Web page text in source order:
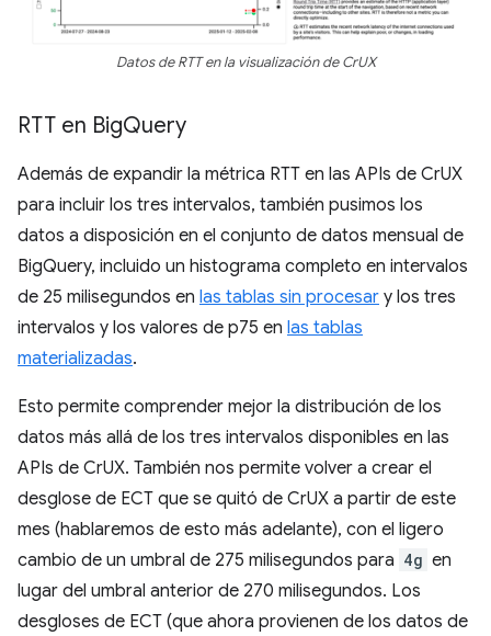
Datos de RTT en la visualización de CrUX
RTT en BigQuery
Además de expandir la métrica RTT en las APIs de CrUX
para incluir los tres intervalos, también pusimos los
datos a disposición en el conjunto de datos mensual de
BigQuery, incluido un histograma completo en intervalos
de 25 milisegundos en las tablas sin procesar y los tres
intervalos y los valores de p75 en las tablas
materializadas.
Esto permite comprender mejor la distribución de los
datos más allá de los tres intervalos disponibles en las
APIs de CrUX. También nos permite volver a crear el
desglose de ECT que se quitó de CrUX a partir de este
mes (hablaremos de esto más adelante), con el ligero
cambio de un umbral de 275 milisegundos para 4g en
lugar del umbral anterior de 270 milisegundos. Los
desgloses de ECT (que ahora provienen de los datos de